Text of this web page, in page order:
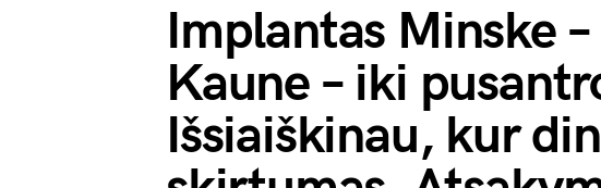
Implantas Minske
Kaune – iki
Išsiaiškinau, kur